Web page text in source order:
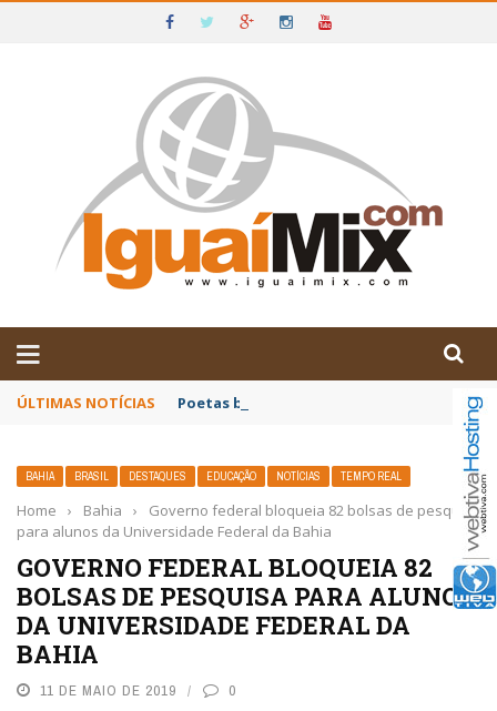
IGUAÍ E SUDOESTE DA BAHIA
ÚLTIMAS NOTÍCIAS Poetas baianos representam o Brasil no
BAHIA BRASIL DESTAQUES EDUCAÇÃO NOTÍCIAS TEMPO REAL
Home › Bahia ›
Governo federal bloqueia 82 bolsas de pesquisa
para alunos da Universidade Federal da Bahia
GOVERNO FEDERAL BLOQUEIA 82
BOLSAS DE PESQUISA PARA ALUNOS
DA UNIVERSIDADE FEDERAL DA
BAHIA
11 DE MAIO DE 2019 0